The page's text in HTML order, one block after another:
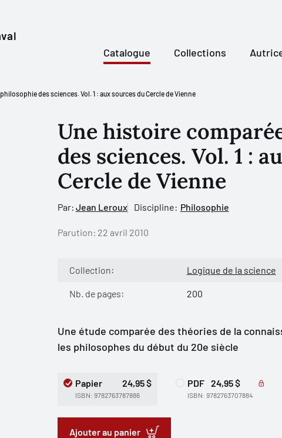
Catalogue Collections
des sciences. Vol. 1 : aux sources du Cercle de Vienne
Une histoire
des sciences. Vol. 1 :
Cercle de Vienne
Par: Jean Leroux Discipline: Philosophie
Parution: 22 avril 2010
Collection: Logique de la science
Nb. de pages: 200
Une étude comparée des théories de la
les philosophes du début du 20e siècle
Papier 24,95 $
ISBN: 9782763787886
PDF 24,95 $
ISBN: 9782763707884
Ajouter au panier